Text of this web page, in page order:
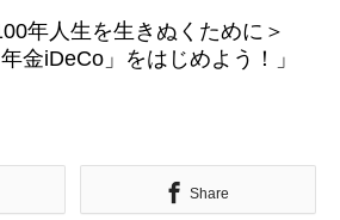
ガラッと変えたライフ
ン＆キャッシュフロー
年人生を生きぬくために＞
金iDeCo」をはじめよう！」
Share